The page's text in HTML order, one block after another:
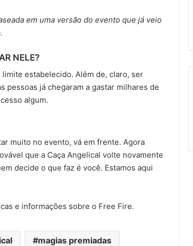
em uma versão do evento que já veio
NELE?
estabelecido. Além de, claro, ser
pessoas já chegaram a gastar milhares de
algum.
muito no evento, vá em frente. Agora
que a Caça Angelical volte novamente
decide o que faz é você. Estamos aqui
e informações sobre o Free Fire.
magias premiadas